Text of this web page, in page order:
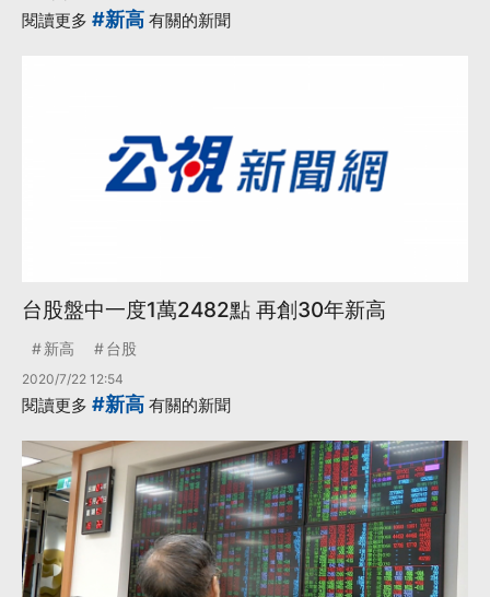
閱讀更多 #新高 有關的新聞
台股盤中一度1萬2482點 再創30年新高
新高 台股
2020/7/22 12:54
閱讀更多 #新高 有關的新聞